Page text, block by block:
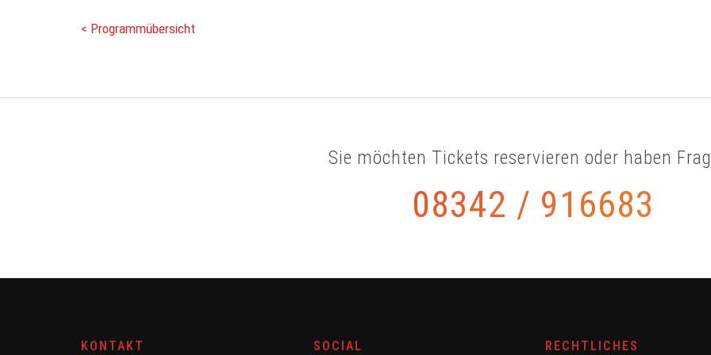
< Programmübersicht
Sie möchten Tickets reservieren oder haben
08342 / 916683
KONTAKT SOCIAL RECHTLICHES